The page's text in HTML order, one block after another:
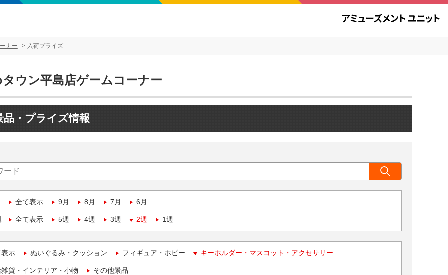
ナー 入荷プライズ
ウン平島店ゲームコーナー
品・プライズ情報
全て表示 9月 8月 7月 6月
全て表示 5週 4週 3週 2週 1週
表示 ぬいぐるみ・クッション フィギュア・ホビー キーホルダー・マスコット・アクセサリー
貨・インテリア・小物 その他景品